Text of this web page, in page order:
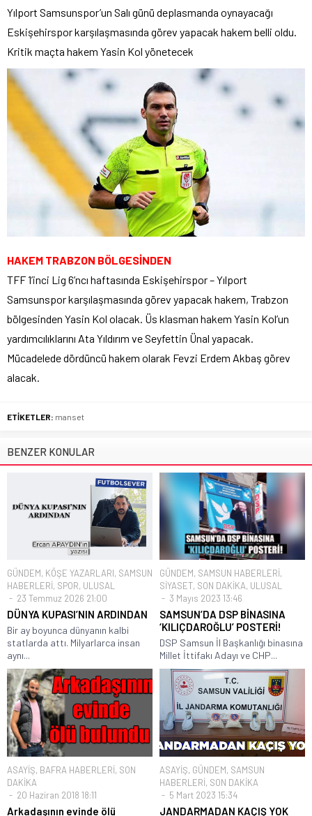
Yılport Samsunspor’un Salı günü deplasmanda oynayacağı
Eskişehirspor karşılaşmasında görev yapacak hakem belli oldu.
Kritik maçta hakem Yasin Kol yönetecek
HAKEM TRABZON BÖLGESİNDEN
TFF 1’inci Lig 6’ncı haftasında Eskişehirspor – Yılport
Samsunspor karşılaşmasında görev yapacak hakem, Trabzon
bölgesinden Yasin Kol olacak. Üs klasman hakem Yasin Kol’un
yardımcılıklarını Ata Yıldırım ve Seyfettin Ünal yapacak.
Mücadelede dördüncü hakem olarak Fevzi Erdem Akbaş görev
alacak.
ETİKETLER: manset
BENZER KONULAR
GÜNDEM, KÖŞE YAZARLARI, SAMSUN
HABERLERİ, SPOR, ULUSAL
23 Temmuz 2026 21:00
DÜNYA KUPASI’NIN ARDINDAN
Bir ay boyunca dünyanın kalbi
statlarda attı. Milyarlarca insan
aynı...
GÜNDEM, SAMSUN HABERLERİ,
SİYASET, SON DAKİKA, ULUSAL
3 Mayıs 2023 13:46
SAMSUN’DA DSP BİNASINA
‘KILIÇDAROĞLU’ POSTERİ!
DSP Samsun İl Başkanlığı binasına
Millet İttifakı Adayı ve CHP...
ASAYİŞ, BAFRA HABERLERİ, SON
DAKİKA
20 Haziran 2018 18:11
Arkadaşının evinde ölü
ASAYİŞ, GÜNDEM, SAMSUN
HABERLERİ, SON DAKİKA
5 Mart 2023 15:34
JANDARMADAN KAÇIŞ YOK